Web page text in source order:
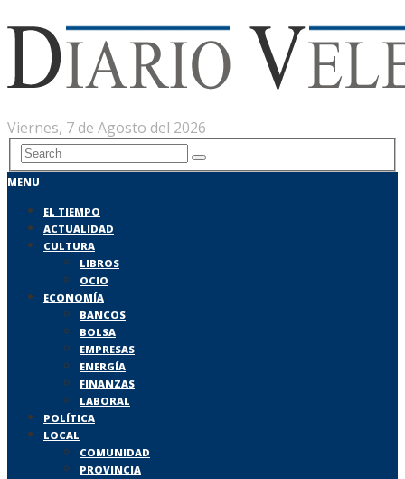
Viernes, 7 de Agosto del 2026
MENU
EL TIEMPO
ACTUALIDAD
CULTURA
LIBROS
OCIO
ECONOMÍA
BANCOS
BOLSA
EMPRESAS
ENERGÍA
FINANZAS
LABORAL
POLÍTICA
LOCAL
COMUNIDAD
PROVINCIA